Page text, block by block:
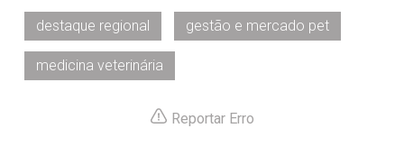
destaque regional gestão e mercado pet
medicina veterinária
Reportar Erro